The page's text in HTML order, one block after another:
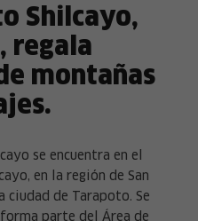
Shilcayo,
regala
montañas
se encuentra en el
en la región de San
ciudad de Tarapoto. Se
parte del Área de